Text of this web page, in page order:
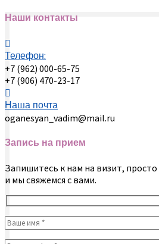
Наши контакты
Телефон:
+7 (962) 000-65-75
+7 (906) 470-23-17
Наша почта
oganesyan_vadim@mail.ru
Запись на прием
Запишитесь к нам на визит,
и мы свяжемся с вами.